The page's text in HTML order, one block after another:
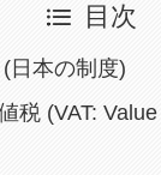
目次
日本の制度)
税 (VAT: